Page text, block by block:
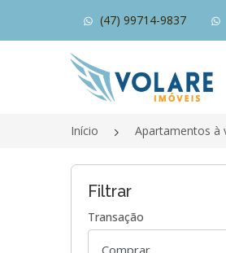
(47) 99714-9837
Página inicial
Início Apartamentos à
Filtrar
Transação